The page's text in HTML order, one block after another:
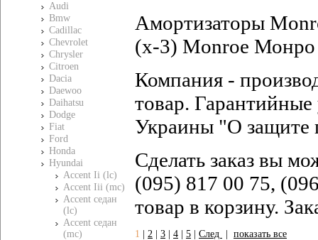
Audi
Bmw
Cadillac
Chevrolet
Chrysler
Citroen
Dacia
Daewoo
Daihatsu
Dodge
Fiat
Ford
Honda
Hyundai
Accent Ii (lc)
Accent Iii (mc)
Accent седан
(lc)
Accent седан
(mc)
Амортизаторы
(x-3) Monroe Монро
Компания -
товар. Гарантийные
Украины "О защите
Сделать заказ вы
(095) 817 00 75,
товар в корзину.
1 2 3 4 5 След показать все